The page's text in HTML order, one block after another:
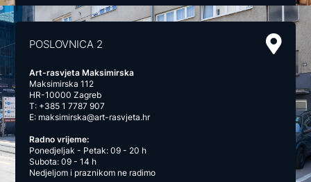
POSLOVNICA 2
Art-rasvjeta Maksimirska
Maksimirska 112
HR-10000 Zagreb
T: +385 1 7787 907
E: maksimirska@art-rasvjeta.hr
Radno vrijeme:
Ponedjeljak - Petak: 09 - 20 h
Subota: 09 - 14 h
Nedjeljom i praznikom ne radimo